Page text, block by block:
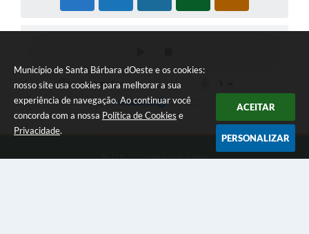
Município de Santa Bárbara dOeste e os cookies:
nosso site usa cookies para melhorar a sua
experiência de navegação. Ao continuar você
concorda com a nossa Política de Cookies e
Privacidade.
ACEITAR
PERSONALIZAR
Telefone: (19)3455-8000